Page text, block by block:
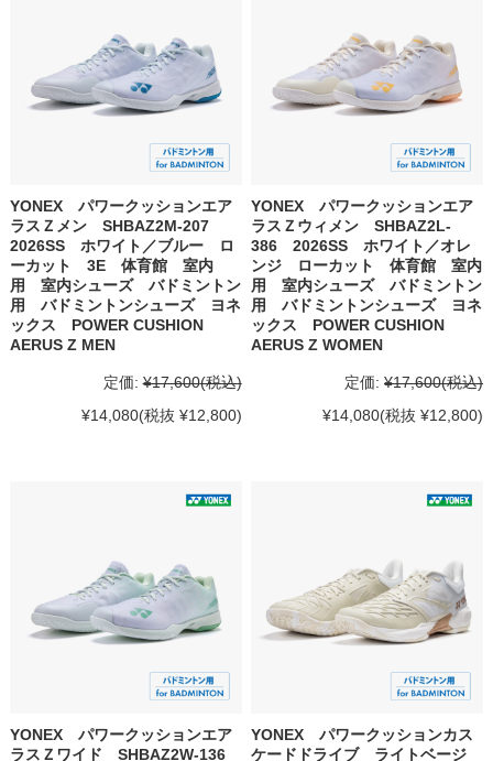
YONEX パワークッションエア
ラスＺメン SHBAZ2M-207
2026SS ホワイト／ブルー ロ
ーカット 3E 体育館 室内
用 室内シューズ バドミントン
用 バドミントンシューズ ヨネ
ックス POWER CUSHION
AERUS Z MEN
定価: ¥17,600(税込)
¥14,080(税抜 ¥12,800)
YONEX パワークッションエア
ラスＺウィメン SHBAZ2L-
386 2026SS ホワイト／オレ
ンジ ローカット 体育館 室内
用 室内シューズ バドミントン
用 バドミントンシューズ ヨネ
ックス POWER CUSHION
AERUS Z WOMEN
定価: ¥17,600(税込)
¥14,080(税抜 ¥12,800)
YONEX パワークッションエア
ラスＺワイド SHBAZ2W-136
YONEX パワークッションカス
ケードドライブ ライトベージ